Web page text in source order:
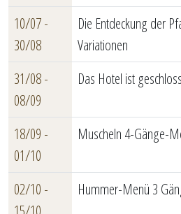
10/07 -
30/08
Die Entdeckung der
Variationen
31/08 -
08/09
Das Hotel ist
18/09 -
01/10
Muscheln 4-Gänge-
02/10 -
Hummer-Menü 3